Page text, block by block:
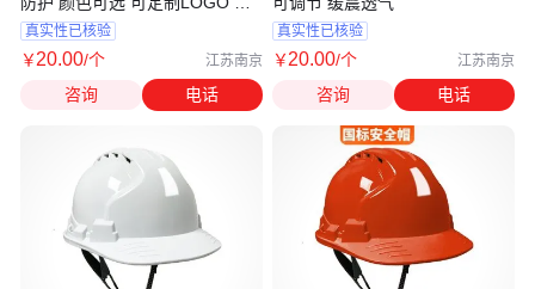
筑工地用
真实性已核验
￥20.00/个 江苏南京
咨询 电话
真实性已核验
￥20.00/个 江苏南京
咨询 电话